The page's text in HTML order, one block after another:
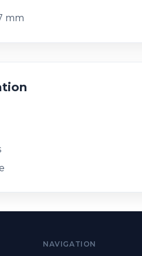
mm
NAVIGATION